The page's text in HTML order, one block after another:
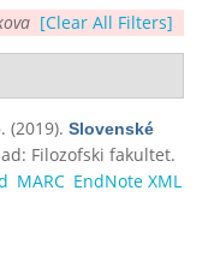
[Clear All Filters]
. (2019). Slovenské
Filozofski fakultet.
MARC EndNote XML